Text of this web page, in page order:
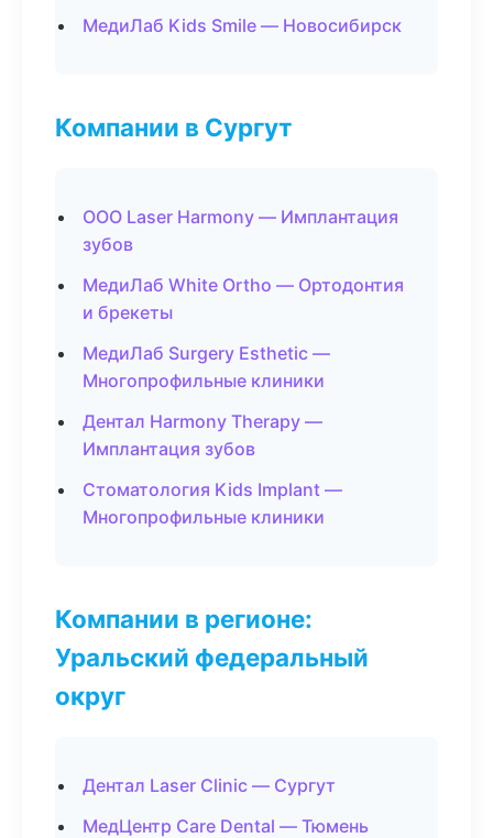
МедиЛаб Kids Smile — Новосибирск
Компании в Сургут
ООО Laser Harmony — Имплантация
зубов
МедиЛаб White Ortho — Ортодонтия
и брекеты
МедиЛаб Surgery Esthetic —
Многопрофильные клиники
Дентал Harmony Therapy —
Имплантация зубов
Стоматология Kids Implant —
Многопрофильные клиники
Компании в регионе:
Уральский федеральный
округ
Дентал Laser Clinic — Сургут
МедЦентр Care Dental — Тюмень